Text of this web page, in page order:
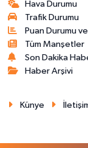
Hava Durumu
Trafik Durumu
Puan Durumu
Tüm Manşetler
Son Dakika
Haber Arşivi
Künye